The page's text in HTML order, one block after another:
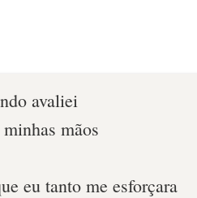
avaliei
mãos
eu tanto me esforçara